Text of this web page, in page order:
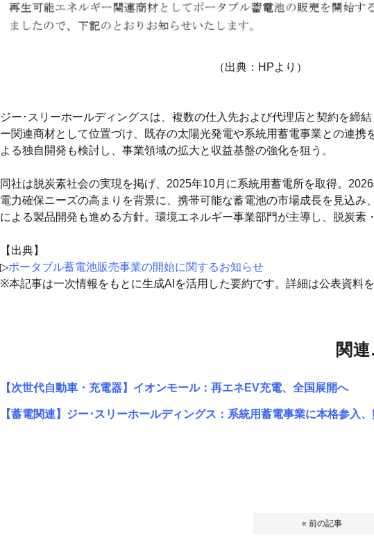
（出典：HPより）
ジー･スリーホールディングスは、複数の仕入先および代理店と契約を締
ー関連商材として位置づけ、既存の太陽光発電や系統用蓄電事業との連
よる独自開発も検討し、事業領域の拡大と収益基盤の強化を狙う。
同社は脱炭素社会の実現を掲げ、2025年10月に系統用蓄電所を取得。
電力確保ニーズの高まりを背景に、携帯可能な蓄電池の市場成長を見込
による製品開発も進める方針。環境エネルギー事業部門が主導し、脱炭素
【出典】
▷ポータブル蓄電池販売事業の開始に関するお知らせ
※本記事は一次情報をもとに生成AIを活用した要約です。詳細は公表資料を
関
【次世代自動車・充電器】イオンモール：再エネEV充電、全国展開へ
【蓄電関連】ジー･スリーホールディングス：系統用蓄電事業に本格参入
« 前の記事